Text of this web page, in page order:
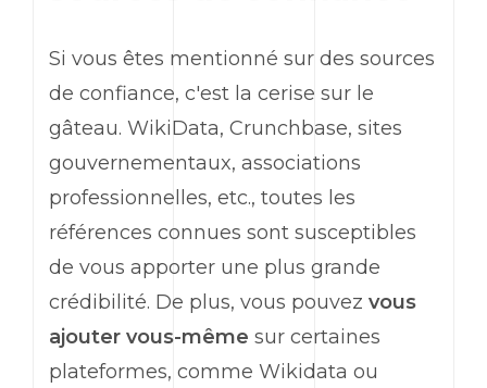
Si vous êtes mentionné sur des sources
de confiance, c'est la cerise sur le
gâteau. WikiData, Crunchbase, sites
gouvernementaux, associations
professionnelles, etc., toutes les
références connues sont susceptibles
de vous apporter une plus grande
crédibilité. De plus, vous pouvez vous
ajouter vous-même sur certaines
plateformes, comme Wikidata ou